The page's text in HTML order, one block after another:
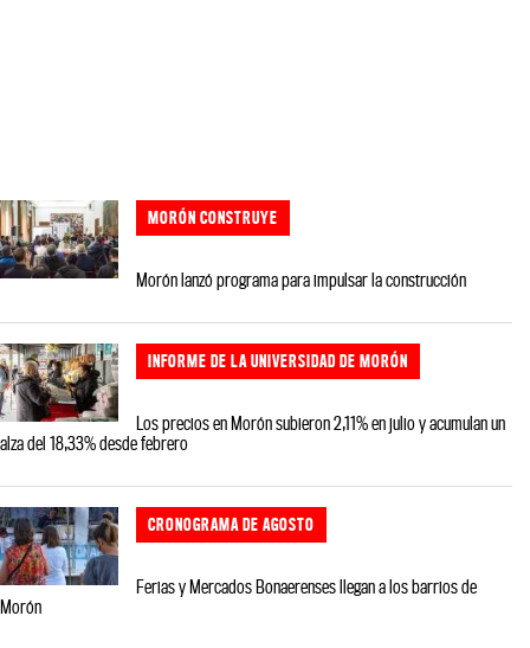
MORÓN CONSTRUYE
Morón lanzó programa para impulsar la construcción
INFORME DE LA UNIVERSIDAD DE MORÓN
Los precios en Morón subieron 2,11% en julio y acumulan un
alza del 18,33% desde febrero
CRONOGRAMA DE AGOSTO
Ferias y Mercados Bonaerenses llegan a los barrios de
Morón